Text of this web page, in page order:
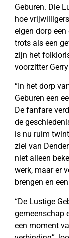
Geburen. Die
hoe
eigen dorp
trots als een
zijn het
voorzitter
“In het dorp
Geburen een
De fanfare
de
is nu ruim
ziel van
niet alleen
werk, maar er
brengen en
“De Lustige
gemeenschap
een moment